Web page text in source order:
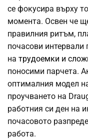
се фокусира върху
момента. Освен че
правилния ритъм,
почасови интервали
на трудоемки и
поносими парчета.
оптималния модел
проучването на
работния си ден на
почасовото
работа.